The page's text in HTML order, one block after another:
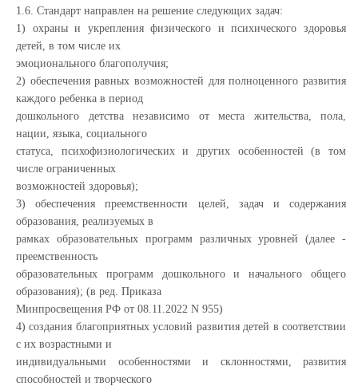
1.6. Стандарт направлен на решение следующих задач:
1) охраны и укрепления физического и психического здоровья
детей, в том числе их
эмоционального благополучия;
2) обеспечения равных возможностей для полноценного развития
каждого ребенка в период
дошкольного детства независимо от места жительства, пола,
нации, языка, социального
статуса, психофизиологических и других особенностей (в том
числе ограниченных
возможностей здоровья);
3) обеспечения преемственности целей, задач и содержания
образования, реализуемых в
рамках образовательных программ различных уровней (далее -
преемственность
образовательных программ дошкольного и начального общего
образования); (в ред. Приказа
Минпросвещения РФ от 08.11.2022 N 955)
4) создания благоприятных условий развития детей в соответствии
с их возрастными и
индивидуальными особенностями и склонностями, развития
способностей и творческого